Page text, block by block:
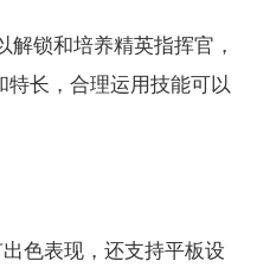
解锁和培养精英指挥官，
长，合理运用技能可以
色表现，还支持平板设